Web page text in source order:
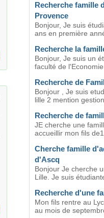
Recherche famille
Provence
Bonjour, Je suis
ans en première
Recherche la
Bonjour, Je suis un
faculté de l'Economie
Recherche de
Bonjour , Je suis
lille 2 mention
Recherche de
JE cherche une
accueillir mon fils
Cherche famille
d'Ascq
Bonjour Je cherche
Lille. Je suis étudiante
Recherche d'une
Mon fils rentre au
au mois de